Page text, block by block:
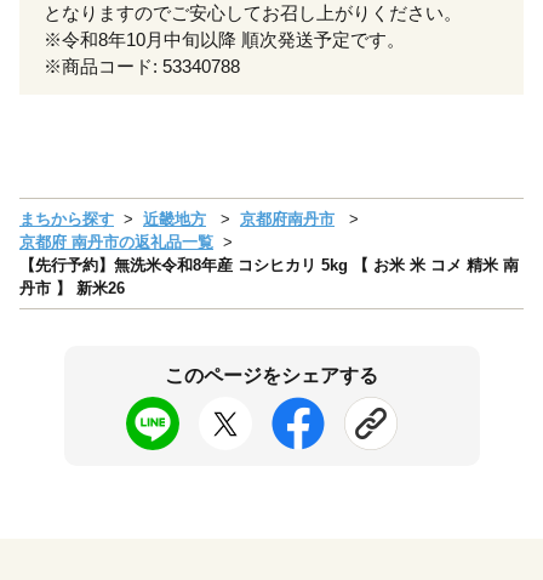
となりますのでご安心してお召し上がりください。
※令和8年10月中旬以降 順次発送予定です。
※商品コード: 53340788
まちから探す 近畿地方
京都府南丹市
京都府 南丹市の返礼品一覧
【先行予約】無洗米令和8年産 コシヒカリ 5kg 【 お米 米 コメ 精米 南
丹市 】 新米26
このページをシェアする